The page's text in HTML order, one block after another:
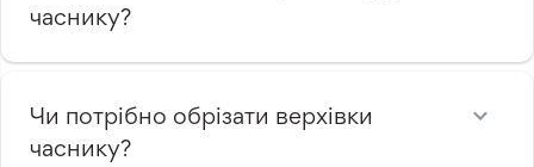
часнику?
Чи потрібно обрізати верхівки
часнику?